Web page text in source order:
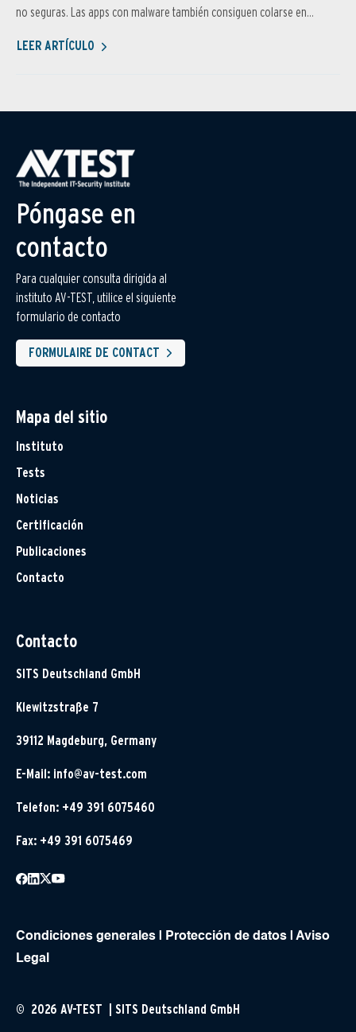
no seguras. Las apps con malware también consiguen colarse en...
LEER ARTÍCULO
Póngase en
contacto
Para cualquier consulta dirigida al
instituto AV-TEST, utilice el siguiente
formulario de contacto
FORMULAIRE DE CONTACT
Mapa del sitio
Instituto
Tests
Noticias
Certificación
Publicaciones
Contacto
Contacto
SITS Deutschland GmbH
Klewitzstraße 7
39112 Magdeburg, Germany
E-Mail: info@av-test.com
Telefon: +49 391 6075460
Fax: +49 391 6075469
Condiciones generales Protección de datos
Aviso
Legal
© 2026 AV-TEST | SITS Deutschland GmbH